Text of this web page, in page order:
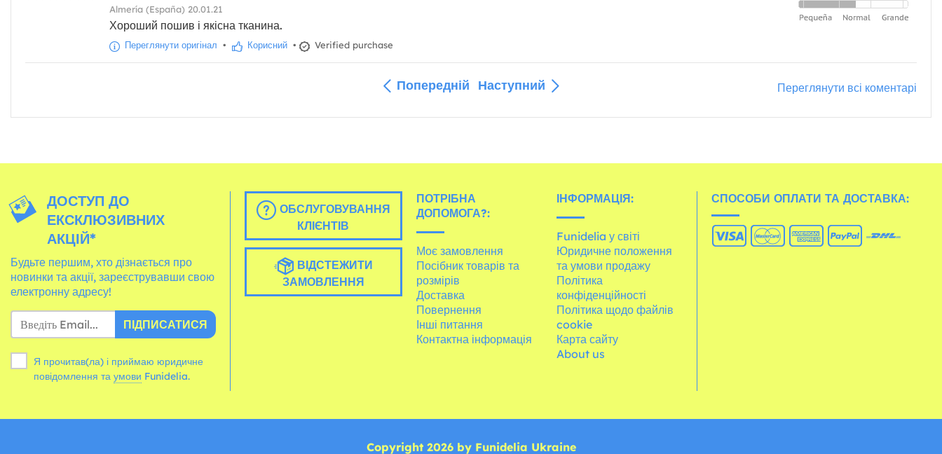
Almería (España) 20.01.21
Хороший пошив і якісна тканина.
Переглянути оригінал • Корисний • Verified purchase
Попередній Наступний Переглянути всі коментарі
ДОСТУП ДО
ЕКСКЛЮЗИВНИХ
АКЦІЙ*
Будьте першим, хто дізнається про
новинки та акції, зареєструвавши свою
електронну адресу!
ПІДПИСАТИСЯ
Я прочитав(ла) і приймаю юридичне
повідомлення та умови Funidelia.
ОБСЛУГОВУВАННЯ
КЛІЄНТІВ
ВІДСТЕЖИТИ
ЗАМОВЛЕННЯ
ПОТРІБНА
ДОПОМОГА?:
Моє замовлення
Посібник товарів та
розмірів
Доставка
Повернення
Інші питання
Контактна інформація
ІНФОРМАЦІЯ:
Funidelia у світі
Юридичне положення
та умови продажу
Політика
конфіденційності
Політика щодо файлів
cookie
Карта сайту
About us
СПОСОБИ ОПЛАТИ ТА ДОСТАВКА:
Copyright 2026 by Funidelia Ukraine